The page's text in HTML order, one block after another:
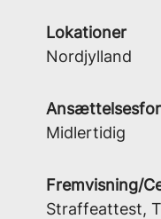
Lokationer
Nordjylland
Midlertidig
Fremvisning/
Straffeattest,